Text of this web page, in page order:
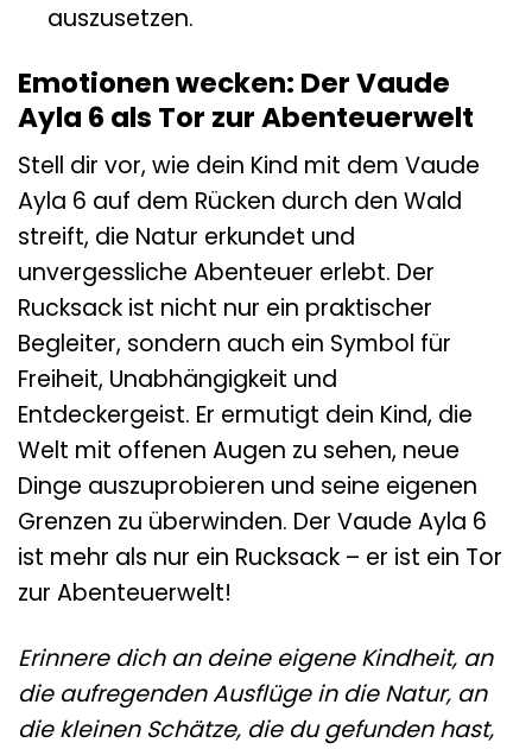
auszusetzen.
Emotionen wecken: Der Vaude
Ayla 6 als Tor zur Abenteuerwelt
Stell dir vor, wie dein Kind mit dem Vaude
Ayla 6 auf dem Rücken durch den Wald
streift, die Natur erkundet und
unvergessliche Abenteuer erlebt. Der
Rucksack ist nicht nur ein praktischer
Begleiter, sondern auch ein Symbol für
Freiheit, Unabhängigkeit und
Entdeckergeist. Er ermutigt dein Kind, die
Welt mit offenen Augen zu sehen, neue
Dinge auszuprobieren und seine eigenen
Grenzen zu überwinden. Der Vaude Ayla 6
ist mehr als nur ein Rucksack – er ist ein Tor
zur Abenteuerwelt!
Erinnere dich an deine eigene Kindheit, an
die aufregenden Ausflüge in die Natur, an
die kleinen Schätze, die du gefunden hast,